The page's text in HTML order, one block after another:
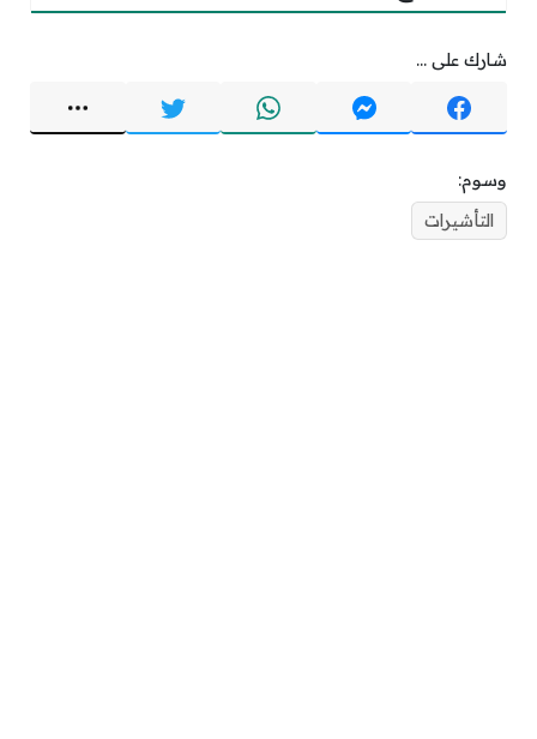
شارك على ...
وسوم:
التأشيرات